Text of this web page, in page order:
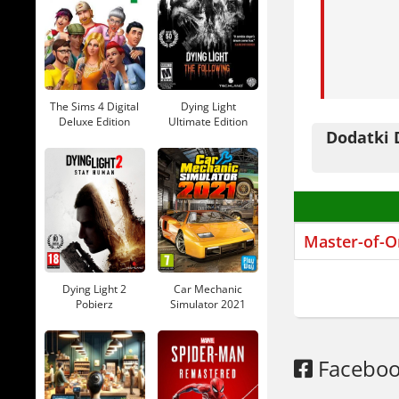
W
Lubisz
sterujesz
własną
Proszę.
Gra
głosu w
Jeśli
Editionto
Dodatki
Master-of-
The Sims 4 Digital
Deluxe Edition
Dying Light
Ultimate Edition
Dying Light 2
Pobierz
Car Mechanic
Simulator 2021